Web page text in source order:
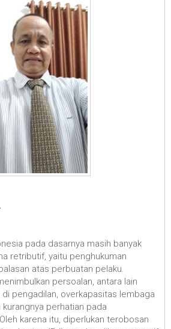
pada dasarnya masih banyak
retributif, yaitu penghukuman
atas perbuatan pelaku.
persoalan, antara lain
pengadilan, overkapasitas lembaga
perhatian pada
karena itu, diperlukan terobosan